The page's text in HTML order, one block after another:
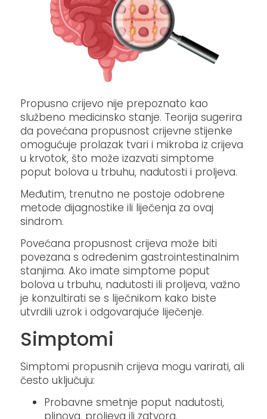
Propusno crijevo nije prepoznato kao
službeno medicinsko stanje. Teorija sugerira
da povećana propusnost crijevne stijenke
omogućuje prolazak tvari i mikroba iz crijeva
u krvotok, što može izazvati simptome
poput bolova u trbuhu, nadutosti i proljeva.
Međutim, trenutno ne postoje odobrene
metode dijagnostike ili liječenja za ovaj
sindrom.
Povećana propusnost crijeva može biti
povezana s određenim gastrointestinalnim
stanjima. Ako imate simptome poput
bolova u trbuhu, nadutosti ili proljeva, važno
je konzultirati se s liječnikom kako biste
utvrdili uzrok i odgovarajuće liječenje.
Simptomi
Simptomi propusnih crijeva mogu varirati, ali
često uključuju:​
Probavne smetnje poput nadutosti,
plinova, proljeva ili zatvora.​